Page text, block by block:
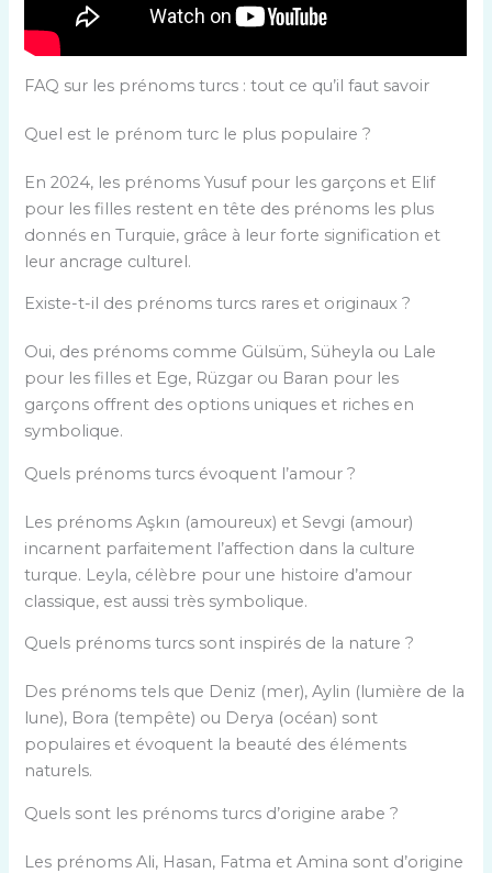
FAQ sur les prénoms turcs : tout ce qu’il faut savoir
Quel est le prénom turc le plus populaire ?
En 2024, les prénoms Yusuf pour les garçons et Elif
pour les filles restent en tête des prénoms les plus
donnés en Turquie, grâce à leur forte signification et
leur ancrage culturel.
Existe-t-il des prénoms turcs rares et originaux ?
Oui, des prénoms comme Gülsüm, Süheyla ou Lale
pour les filles et Ege, Rüzgar ou Baran pour les
garçons offrent des options uniques et riches en
symbolique.
Quels prénoms turcs évoquent l’amour ?
Les prénoms Aşkın (amoureux) et Sevgi (amour)
incarnent parfaitement l’affection dans la culture
turque. Leyla, célèbre pour une histoire d’amour
classique, est aussi très symbolique.
Quels prénoms turcs sont inspirés de la nature ?
Des prénoms tels que Deniz (mer), Aylin (lumière de la
lune), Bora (tempête) ou Derya (océan) sont
populaires et évoquent la beauté des éléments
naturels.
Quels sont les prénoms turcs d’origine arabe ?
Les prénoms Ali, Hasan, Fatma et Amina sont d’origine